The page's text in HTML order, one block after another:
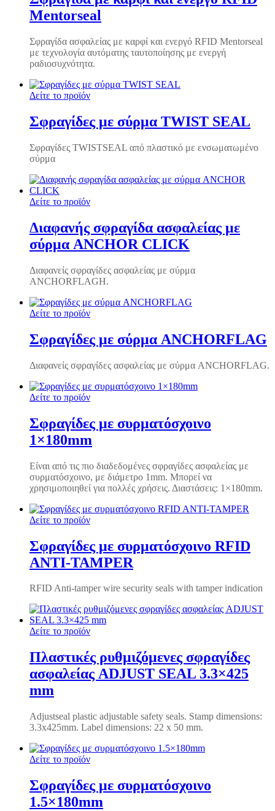
Mentorseal
Σφραγίδα ασφαλείας με καρφί και ενεργό RFID Mentorseal
με τεχνολογία αυτόματης ταυτοποίησης με ενεργή
ραδιοσυχνότητα.
Δείτε το προϊόν
Σφραγίδες με σύρμα TWIST SEAL
Σφραγίδες TWISTSEAL από πλαστικό με ενσωματωμένο
σύρμα
Δείτε το προϊόν
Διαφανής σφραγίδα ασφαλείας με
σύρμα ANCHOR CLICK
Διαφανείς σφραγίδες ασφαλείας με σύρμα
ANCHORFLAGH.
Δείτε το προϊόν
Σφραγίδες με σύρμα ANCHORFLAG
Διαφανείς σφραγίδες ασφαλείας με σύρμα ANCHORFLAG.
Δείτε το προϊόν
Σφραγίδες με συρματόσχοινο
1×180mm
Είναι από τις πιο διαδεδομένες σφραγίδες ασφαλείας με
συρματόσχοινο, με διάμετρο 1mm. Μπορεί να
χρησιμοποιηθεί για πολλές χρήσεις. Διαστάσεις: 1×180mm.
Δείτε το προϊόν
Σφραγίδες με συρματόσχοινο RFID
ANTI-TAMPER
RFID Anti-tamper wire security seals with tamper indication
Δείτε το προϊόν
Πλαστικές ρυθμιζόμενες σφραγίδες
ασφαλείας ADJUST SEAL 3.3×425
mm
Adjustseal plastic adjustable safety seals. Stamp dimensions:
3.3x425mm. Label dimensions: 22 x 50 mm.
Δείτε το προϊόν
Σφραγίδες με συρματόσχοινο
1.5×180mm